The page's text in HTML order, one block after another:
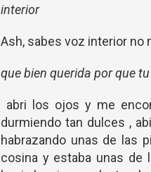
interior
Ash, sabes voz interior no
que bien querida por que
abri los ojos y me
durmiendo tan dulces ,
habrazando unas de las
cosina y estaba unas de